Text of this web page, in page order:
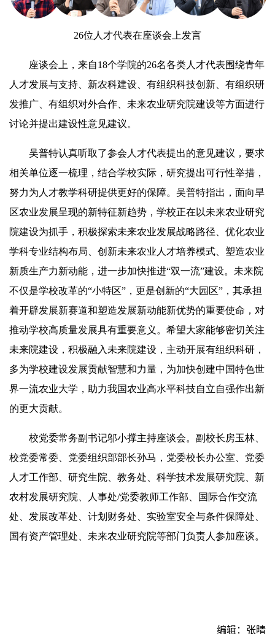
26位人才代表在座谈会上发言
座谈会上，来自18个学院的26名各类人才代表围绕青年
人才发展与支持、新农科建设、有组织科技创新、有组织研
发推广、有组织对外合作、未来农业研究院建设等方面进行
讨论并提出建设性意见建议。
吴普特认真听取了参会人才代表提出的意见建议，要求
相关单位逐一梳理，结合学校实际，研究提出可行性举措，
努力为人才教学科研提供更好的保障。吴普特指出，面向旱
区农业发展呈现的新特征新趋势，学校正在以未来农业研究
院建设为抓手，积极探索未来农业发展战略路径、优化农业
学科专业结构布局、创新未来农业人才培养模式、塑造农业
新质生产力新动能，进一步加快推进“双一流”建设。未来院
不仅是学校改革的“小特区”，更是创新的“大园区”，其承担
着开辟发展新赛道和塑造发展新动能新优势的重要使命，对
推动学校高质量发展具有重要意义。希望大家能够密切关注
未来院建设，积极融入未来院建设，主动开展有组织科研，
多为学校建设发展贡献智慧和力量，为加快创建中国特色世
界一流农业大学，助力我国农业高水平科技自立自强作出新
的更大贡献。
校党委常务副书记邬小撑主持座谈会。副校长房玉林、
校党委常委、党委组织部部长孙马，党委校长办公室、党委
人才工作部、研究生院、教务处、科学技术发展研究院、新
农村发展研究院、人事处/党委教师工作部、国际合作交流
处、发展改革处、计划财务处、实验室安全与条件保障处、
国有资产管理处、未来农业研究院等部门负责人参加座谈。
编辑：张晴